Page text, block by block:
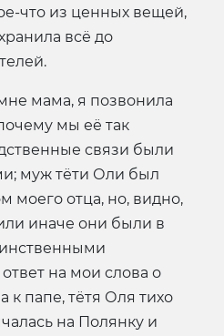
что из ценных вещей,
всё до
мама, я позвонила
мы её так
связи были
муж тёти Оли был
моего отца, но, видно,
иначе они были в
на мои слова о
к папе, тётя Оля тихо
на Полянку и